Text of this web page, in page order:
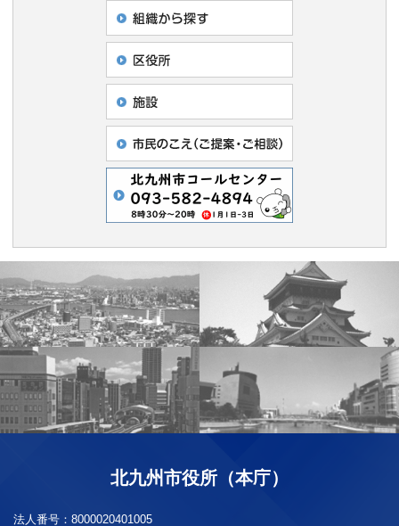
北九州市役所（本庁）
法人番号： 8000020401005